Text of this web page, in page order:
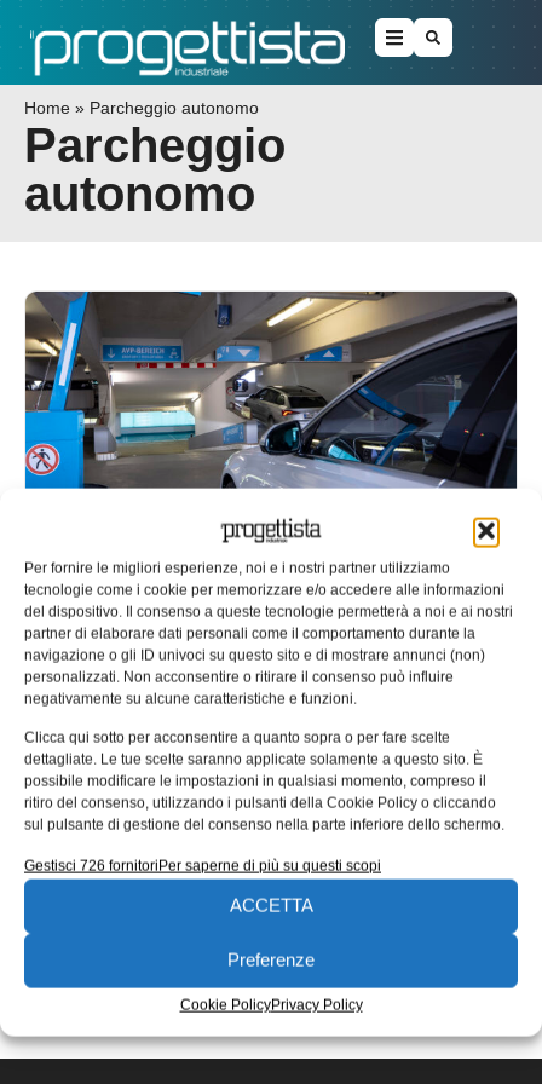
Per fornire le migliori esperienze, noi e i nostri partner utilizziamo
tecnologie come i cookie per memorizzare e/o accedere alle informazioni
del dispositivo. Il consenso a queste tecnologie permetterà a noi e ai nostri
partner di elaborare dati personali come il comportamento durante la
navigazione o gli ID univoci su questo sito e di mostrare annunci (non)
personalizzati. Non acconsentire o ritirare il consenso può influire
negativamente su alcune caratteristiche e funzioni.
Clicca qui sotto per acconsentire a quanto sopra o per fare scelte
dettagliate. Le tue scelte saranno applicate solamente a questo sito. È
possibile modificare le impostazioni in qualsiasi momento, compreso il
ritiro del consenso, utilizzando i pulsanti della Cookie Policy o cliccando
sul pulsante di gestione del consenso nella parte inferiore dello schermo.
Gestisci 726 fornitoriPer saperne di più su questi scopi
ACCETTA
Preferenze
Cookie PolicyPrivacy Policy
Home » Parcheggio autonomo
Parcheggio
autonomo
Parcheggio autonomo all’aeroporto
di Stoccarda
Tutto pronto all’aeroporto di Stoccarda per il sistema di
parcheggio autonomo. Apcoa, Bosch e Mercedes-Benz
collaborano al primo servizio al
Manuel Forte 13/10/2020
EDICOLA WEB
ISCRIVITI ALLA NEWSLETTER